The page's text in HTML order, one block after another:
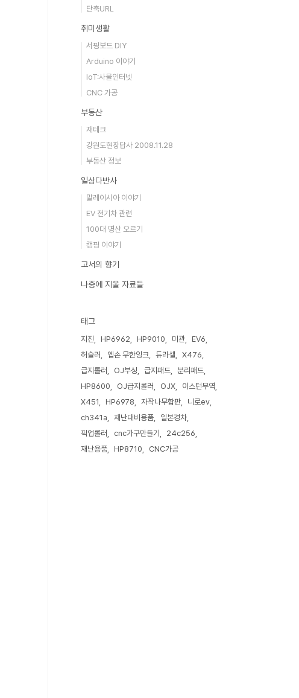
단축URL
취미생활
서핑보드 DIY
Arduino 이야기
IoT:사물인터넷
CNC 가공
부동산
재테크
강원도현장답사 2008.11.28
부동산 정보
일상다반사
말레이시아 이야기
EV 전기차 관련
100대 명산 오르기
캠핑 이야기
고서의 향기
나중에 지울 자료들
태그
지진 HP6962 HP9010 미관
EV6
허슬러
엡손 무한잉크 듀라셀
X476
급지롤러
OJ부싱 급지패드
분리패드
HP8600
OJ급지롤러 OJX
이스턴무역
X451
HP6978 자작나무합판
니로ev
ch341a
재난대비용품
일본경차
픽업롤러
cnc가구만들기
24c256
재난용품
HP8710 CNC가공